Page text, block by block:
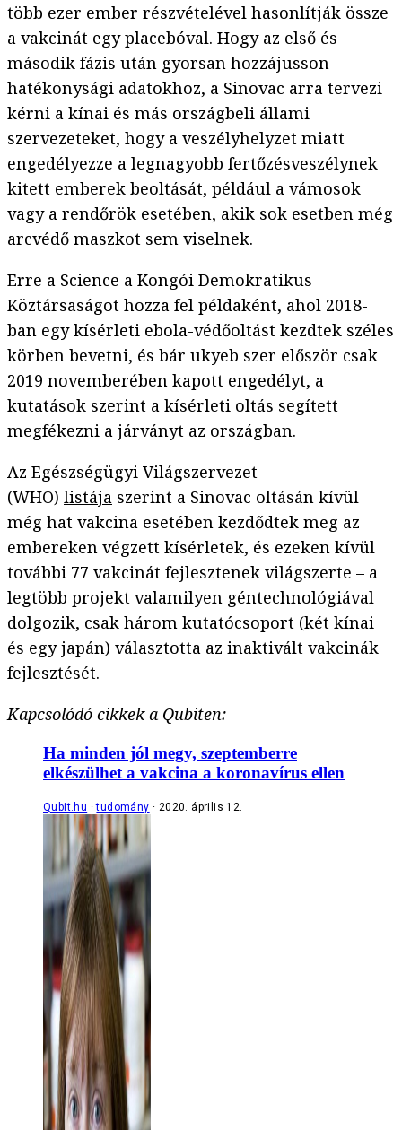
több ezer ember részvételével hasonlítják össze
a vakcinát egy placebóval. Hogy az első és
második fázis után gyorsan hozzájusson
hatékonysági adatokhoz, a Sinovac arra tervezi
kérni a kínai és más országbeli állami
szervezeteket, hogy a veszélyhelyzet miatt
engedélyezze a legnagyobb fertőzésveszélynek
kitett emberek beoltását, például a vámosok
vagy a rendőrök esetében, akik sok esetben még
arcvédő maszkot sem viselnek.
Erre a Science a Kongói Demokratikus
Köztársaságot hozza fel példaként, ahol 2018-
ban egy kísérleti ebola-védőoltást kezdtek széles
körben bevetni, és bár ukyeb szer először csak
2019 novemberében kapott engedélyt, a
kutatások szerint a kísérleti oltás segített
megfékezni a járványt az országban.
Az Egészségügyi Világszervezet
(WHO) listája szerint a Sinovac oltásán kívül
még hat vakcina esetében kezdődtek meg az
embereken végzett kísérletek, és ezeken kívül
további 77 vakcinát fejlesztenek világszerte – a
legtöbb projekt valamilyen géntechnológiával
dolgozik, csak három kutatócsoport (két kínai
és egy japán) választotta az inaktivált vakcinák
fejlesztését.
Kapcsolódó cikkek a Qubiten:
Ha minden jól megy, szeptemberre
elkészülhet a vakcina a koronavírus ellen
Qubit.hu tudomány 2020. április 12.